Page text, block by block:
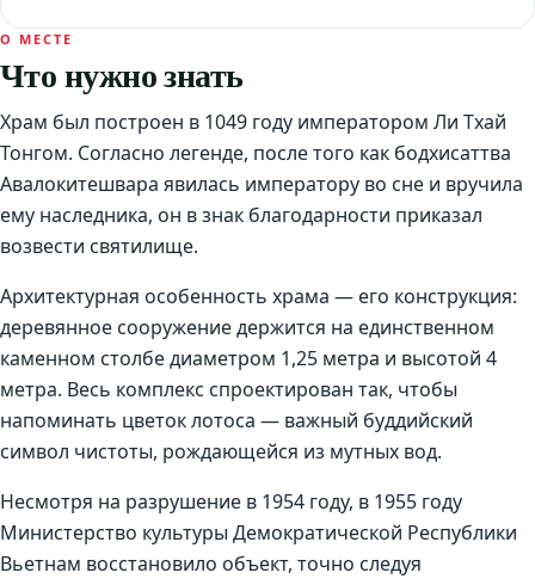
О МЕСТЕ
Что нужно знать
Храм был построен в 1049 году императором Ли Тхай
Тонгом. Согласно легенде, после того как бодхисаттва
Авалокитешвара явилась императору во сне и вручила
ему наследника, он в знак благодарности приказал
возвести святилище.
Архитектурная особенность храма — его конструкция:
деревянное сооружение держится на единственном
каменном столбе диаметром 1,25 метра и высотой 4
метра. Весь комплекс спроектирован так, чтобы
напоминать цветок лотоса — важный буддийский
символ чистоты, рождающейся из мутных вод.
Несмотря на разрушение в 1954 году, в 1955 году
Министерство культуры Демократической Республики
Вьетнам восстановило объект, точно следуя